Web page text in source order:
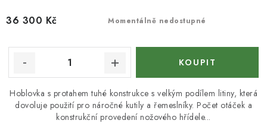
Momentálně nedostupné
36 300 Kč
Hoblovka s protahem tuhé konstrukce s velkým podílem litiny, která
dovoluje použití pro náročné kutily a řemeslníky. Počet otáček a
konstrukční provedení nožového hřídele...